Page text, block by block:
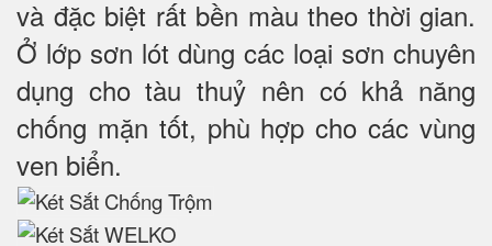
và đặc biệt rất bền màu theo thời gian.
Ở lớp sơn lót dùng các loại sơn chuyên
dụng cho tàu thuỷ nên có khả năng
chống mặn tốt, phù hợp cho các vùng
ven biển.